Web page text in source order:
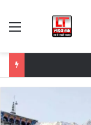
Menu